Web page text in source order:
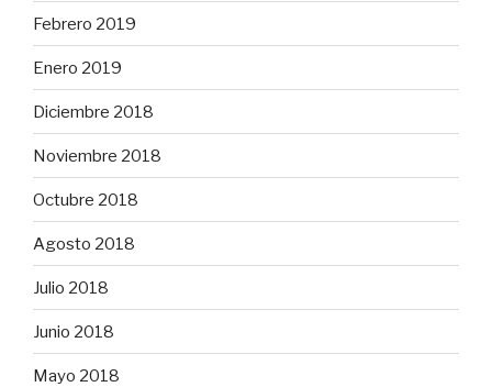
Febrero 2019
Enero 2019
Diciembre 2018
Noviembre 2018
Octubre 2018
Agosto 2018
Julio 2018
Junio 2018
Mayo 2018